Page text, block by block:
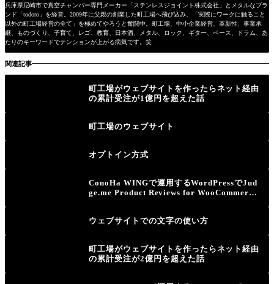
兵庫県尼崎市で真空チャンバー専門メーカー「ステンレスジョイント株式会社」とメタルなブラ
ンド「todoro」を経営。2009年に父親の創業した町工場へ飛び込み、「実際にワークに触ること
以外の町工場経営の全て」を極めてやろうと奮闘中。町工場、中小企業経営、革新性、事業承
継、ものづくり、子育て、レゴ、教育、日本酒、メタル、ロック、ギター、ベース、ドラム、あ
たりのキーワードでテンションが上がる病気です。笑
関連記事
町工場がウェブサイトを作ったらネット経由
の累計受注が1億円を超えた話
町工場のウェブサイト
オプトイン方式
ConoHa WINGで運用するWordPressでJud
ge.me Product Reviews for WooCommerce
ウェブサイトでの文字の使い方
町工場がウェブサイトを作ったらネット経由
の累計受注が2億円を超えた話